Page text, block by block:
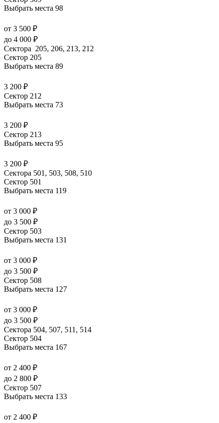
Выбрать места 98
от 3 500 ₽
до 4 000 ₽
Сектора 205, 206, 213, 212
Сектор 205
Выбрать места 89
3 200 ₽
Сектор 212
Выбрать места 73
3 200 ₽
Сектор 213
Выбрать места 95
3 200 ₽
Сектора 501, 503, 508, 510
Сектор 501
Выбрать места 119
от 3 000 ₽
до 3 500 ₽
Сектор 503
Выбрать места 131
от 3 000 ₽
до 3 500 ₽
Сектор 508
Выбрать места 127
от 3 000 ₽
до 3 500 ₽
Сектора 504, 507, 511, 514
Сектор 504
Выбрать места 167
от 2 400 ₽
до 2 800 ₽
Сектор 507
Выбрать места 133
от 2 400 ₽